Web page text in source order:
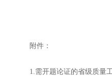
附件：
1.需开题论证的省级质量